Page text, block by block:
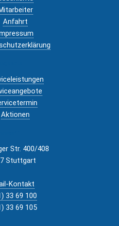
Anfahrt
Aktionen
Str. 400/408
Stuttgart
Kontakt
33 69 100
33 69 105